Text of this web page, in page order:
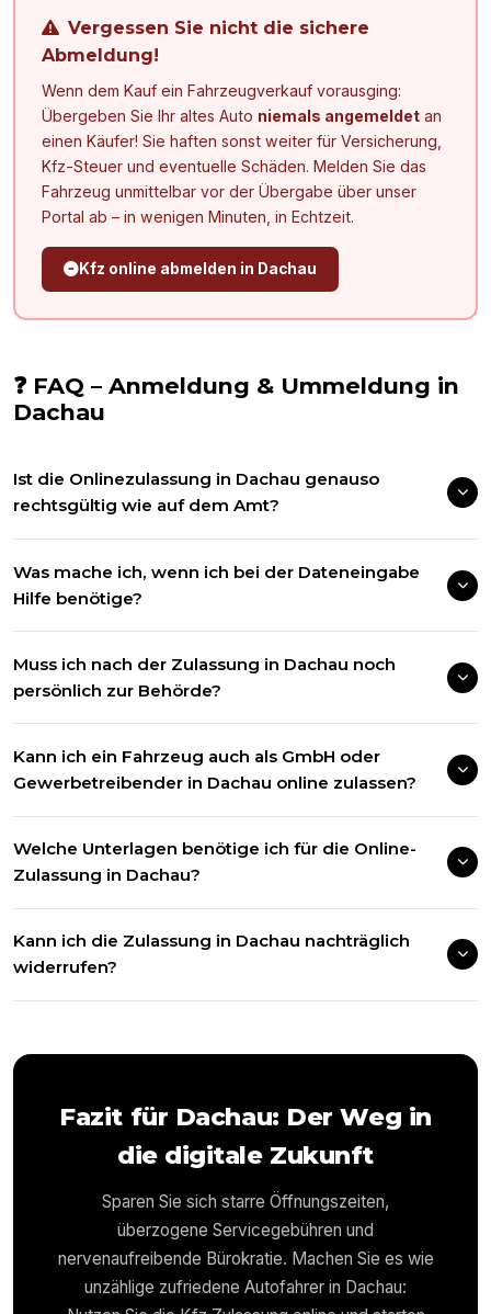
Vergessen Sie nicht die sichere
Abmeldung!
Wenn dem Kauf ein Fahrzeugverkauf vorausging:
Übergeben Sie Ihr altes Auto niemals angemeldetan
einen Käufer! Sie haften sonst weiter für Versicherung,
Kfz-Steuer und eventuelle Schäden. Melden Sie das
Fahrzeug unmittelbar vor der Übergabe über unser
Portal ab – in wenigen Minuten, in Echtzeit.
Kfz online abmelden in Dachau
❓ FAQ – Anmeldung & Ummeldung in
Dachau
Ist die Onlinezulassung in Dachau genauso
rechtsgültig wie auf dem Amt?
Was mache ich, wenn ich bei der Dateneingabe
Hilfe benötige?
Muss ich nach der Zulassung in Dachau noch
persönlich zur Behörde?
Kann ich ein Fahrzeug auch als GmbH oder
Gewerbetreibender in Dachau online zulassen?
Welche Unterlagen benötige ich für die Online-
Zulassung in Dachau?
Kann ich die Zulassung in Dachau nachträglich
widerrufen?
Fazit für Dachau: Der Weg in
die digitale Zukunft
Sparen Sie sich starre Öffnungszeiten,
überzogene Servicegebühren und
nervenaufreibende Bürokratie. Machen Sie es wie
unzählige zufriedene Autofahrer in Dachau: